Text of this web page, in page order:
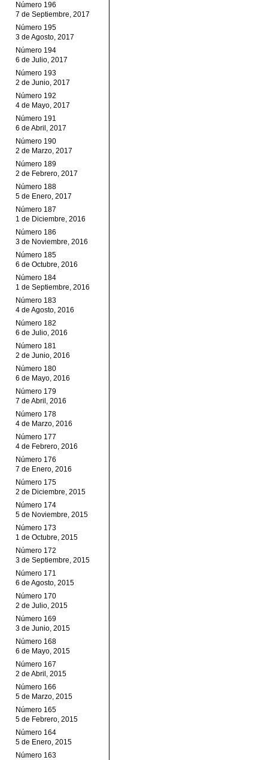
Número 196
7 de Septiembre, 2017
Número 195
3 de Agosto, 2017
Número 194
6 de Julio, 2017
Número 193
2 de Junio, 2017
Número 192
4 de Mayo, 2017
Número 191
6 de Abril, 2017
Número 190
2 de Marzo, 2017
Número 189
2 de Febrero, 2017
Número 188
5 de Enero, 2017
Número 187
1 de Diciembre, 2016
Número 186
3 de Noviembre, 2016
Número 185
6 de Octubre, 2016
Número 184
1 de Septiembre, 2016
Número 183
4 de Agosto, 2016
Número 182
6 de Julio, 2016
Número 181
2 de Junio, 2016
Número 180
6 de Mayo, 2016
Número 179
7 de Abril, 2016
Número 178
4 de Marzo, 2016
Número 177
4 de Febrero, 2016
Número 176
7 de Enero, 2016
Número 175
2 de Diciembre, 2015
Número 174
5 de Noviembre, 2015
Número 173
1 de Octubre, 2015
Número 172
3 de Septiembre, 2015
Número 171
6 de Agosto, 2015
Número 170
2 de Julio, 2015
Número 169
3 de Junio, 2015
Número 168
6 de Mayo, 2015
Número 167
2 de Abril, 2015
Número 166
5 de Marzo, 2015
Número 165
5 de Febrero, 2015
Número 164
5 de Enero, 2015
Número 163